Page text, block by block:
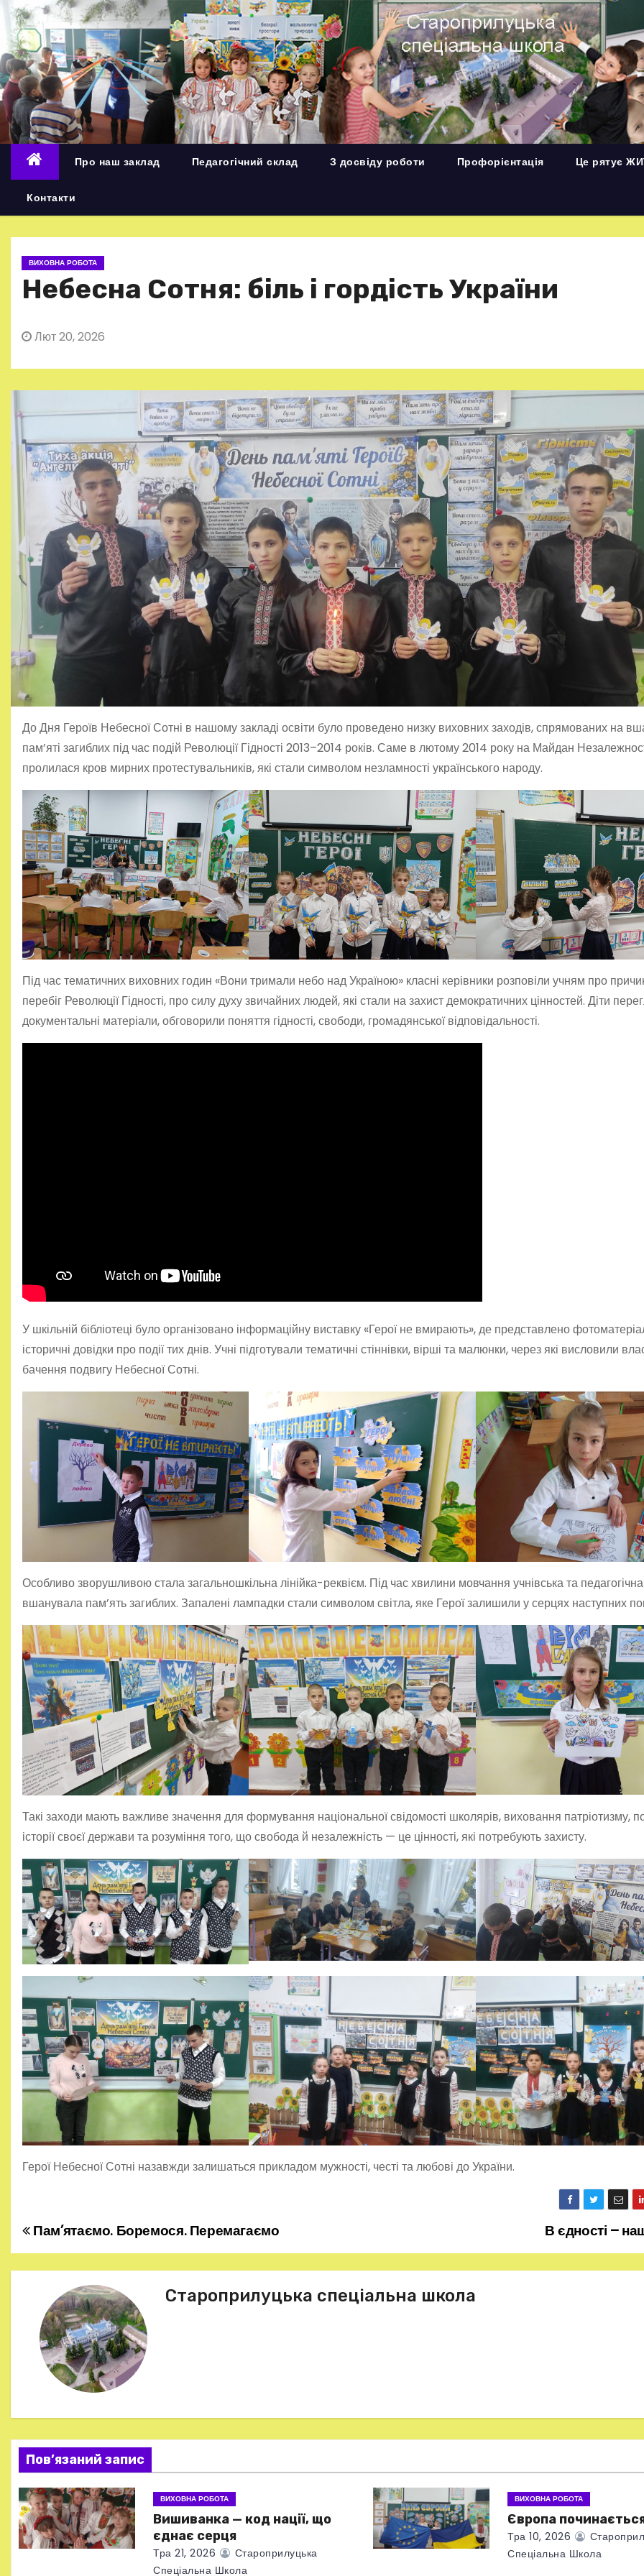
р
е
й
т
Про наш заклад Педагогічний склад З досвіду роботи Профорієнтація Це рятує
Контакти
ВИХОВНА РОБОТА
Небесна Сотня: біль і гордість України
Лют 20, 2026
До Дня Героїв Небесної Сотні в нашому закладі освіти було проведено низку виховних заходів, спрямованих на
пам’яті загиблих під час подій Революції Гідності 2013–2014 років. Саме в лютому 2014 року на Майдан
пролилася кров мирних протестувальників, які стали символом незламності українського народу.
Під час тематичних виховних годин «Вони тримали небо над Україною» класні керівники розповіли учням про
перебіг Революції Гідності, про силу духу звичайних людей, які стали на захист демократичних цінностей. Діти
документальні матеріали, обговорили поняття гідності, свободи, громадянської відповідальності.
У шкільній бібліотеці було організовано інформаційну виставку «Герої не вмирають», де представлено
історичні довідки про події тих днів. Учні підготували тематичні стіннівки, вірші та малюнки, через які висловили
бачення подвигу Небесної Сотні.
Особливо зворушливою стала загальношкільна лінійка-реквієм. Під час хвилини мовчання учнівська та
вшанувала пам’ять загиблих. Запалені лампадки стали символом світла, яке Герої залишили у серцях наступних
Такі заходи мають важливе значення для формування національної свідомості школярів, виховання патріотизму,
історії своєї держави та розуміння того, що свобода й незалежність — це цінності, які потребують захисту.
Герої Небесної Сотні назавжди залишаться прикладом мужності, честі та любові до України.
Н
а
ц
і
я
з
а
В єдності –
Пам’ятаємо. Боремося. Перемагаємо
Староприлуцька спеціальна школа
Пов’язаний запис
ВИХОВНА РОБОТА
Вишиванка — код нації, що
єднає серця
Тра 21, 2026
Староприлуцька
Спеціальна Школа
ВИХОВНА РОБОТА
Європа
Тра 10, 2026
Спеціальна Школа